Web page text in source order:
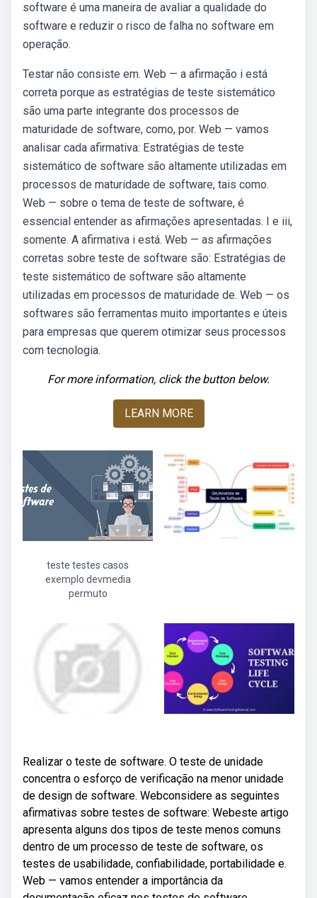
software é uma maneira de avaliar a qualidade do
software e reduzir o risco de falha no software em
operação.
Testar não consiste em. Web — a afirmação i está
correta porque as estratégias de teste sistemático
são uma parte integrante dos processos de
maturidade de software, como, por. Web — vamos
analisar cada afirmativa: Estratégias de teste
sistemático de software são altamente utilizadas em
processos de maturidade de software, tais como.
Web — sobre o tema de teste de software, é
essencial entender as afirmações apresentadas. I e iii,
somente. A afirmativa i está. Web — as afirmações
corretas sobre teste de software são: Estratégias de
teste sistemático de software são altamente
utilizadas em processos de maturidade de. Web — os
softwares são ferramentas muito importantes e úteis
para empresas que querem otimizar seus processos
com tecnologia.
For more information, click the button below.
LEARN MORE
teste testes casos
exemplo devmedia
permuto
Realizar o teste de software. O teste de unidade
concentra o esforço de verificação na menor unidade
de design de software. Webconsidere as seguintes
afirmativas sobre testes de software: Webeste artigo
apresenta alguns dos tipos de teste menos comuns
dentro de um processo de teste de software, os
testes de usabilidade, confiabilidade, portabilidade e.
Web — vamos entender a importância da